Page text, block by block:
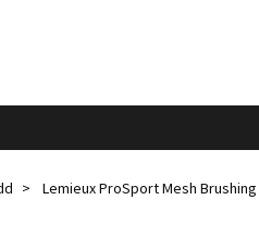
Lemieux ProSport Mesh